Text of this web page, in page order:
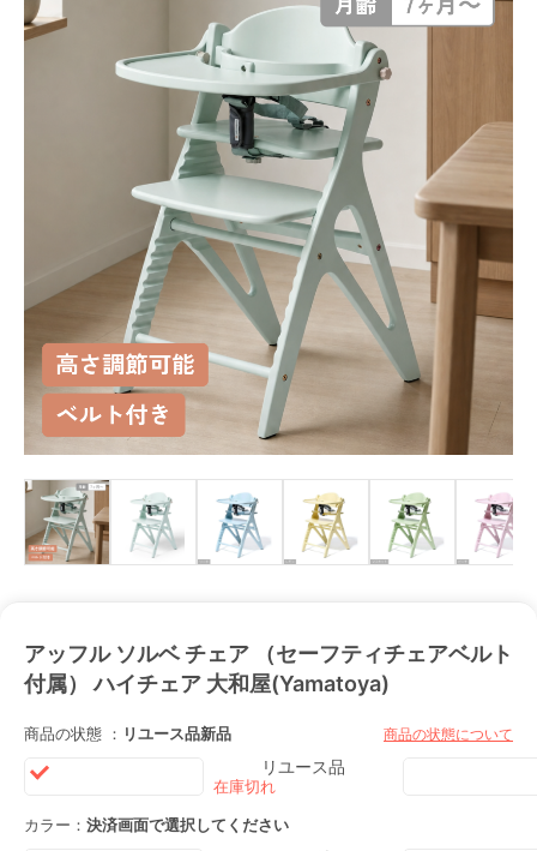
アッフル ソルベ チェア （セーフティチェアベルト
付属） ハイチェア 大和屋(Yamatoya)
商品の状態 ： リユース品新品 商品の状態について
リユース品
カラー： 決済画面で選択してください